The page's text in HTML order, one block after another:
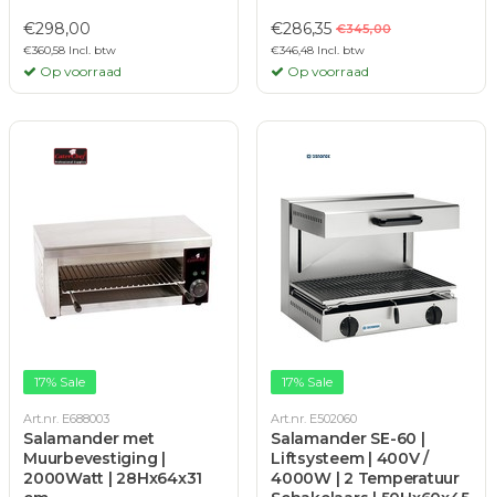
€298,00
€360,58 Incl. btw
Op voorraad
€286,35 €345,00
€346,48 Incl. btw
Op voorraad
17% Sale
Art.nr. E688003
Salamander met
Muurbevestiging |
2000Watt | 28Hx64x31
17% Sale
Art.nr. E502060
Salamander SE-60 |
Liftsysteem | 400V /
4000W | 2 Temperatuur